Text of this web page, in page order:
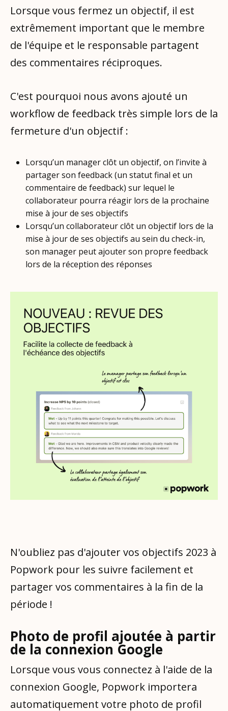
Lorsque vous fermez un objectif, il est
extrêmement important que le membre
de l'équipe et le responsable partagent
des commentaires réciproques.
C'est pourquoi nous avons ajouté un
workflow de feedback très simple lors de la
fermeture d'un objectif :
Lorsqu’un manager clôt un objectif, on l’invite à
partager son feedback (un statut final et un
commentaire de feedback) sur lequel le
collaborateur pourra réagir lors de la prochaine
mise à jour de ses objectifs
Lorsqu’un collaborateur clôt un objectif lors de la
mise à jour de ses objectifs au sein du check-in,
son manager peut ajouter son propre feedback
lors de la réception des réponses
N'oubliez pas d'ajouter vos objectifs 2023 à
Popwork pour les suivre facilement et
partager vos commentaires à la fin de la
période !
Photo de profil ajoutée à partir
de la connexion Google
Lorsque vous vous connectez à l'aide de la
connexion Google, Popwork importera
automatiquement votre photo de profil